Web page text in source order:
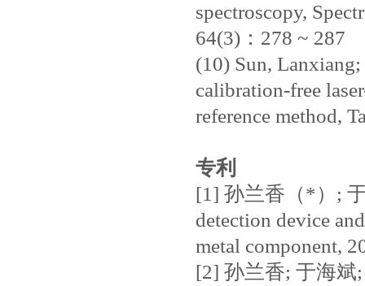
spectroscopy,
64(3)：278 ~ 287
(10) Sun,
calibration-free
reference method,
专利
[1] 孙兰香（*）;
detection device
metal component,
[2] 孙兰香; 于海斌